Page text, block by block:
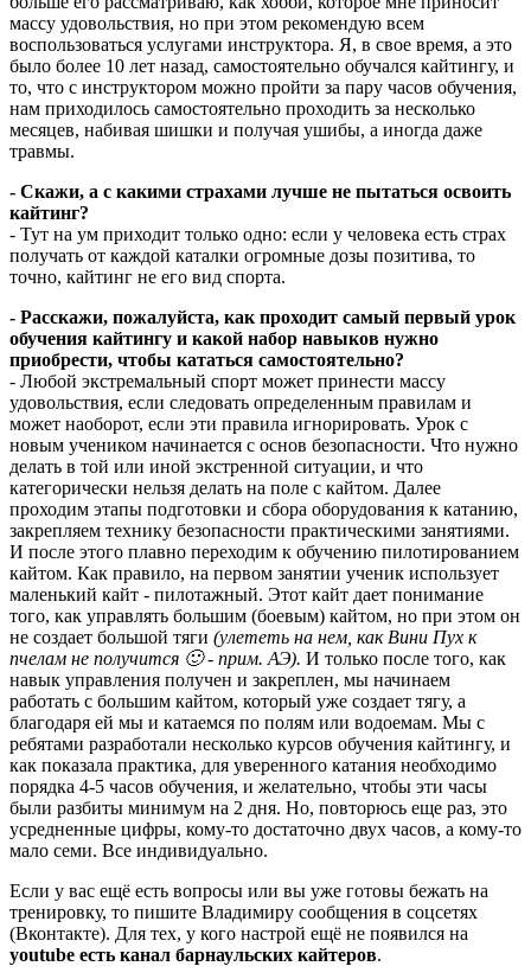
массу удовольствия, но при этом рекомендую всем
воспользоваться услугами инструктора. Я, в свое время, а это
было более 10 лет назад, самостоятельно обучался кайтингу, и
то, что с инструктором можно пройти за пару часов обучения,
нам приходилось самостоятельно проходить за несколько
месяцев, набивая шишки и получая ушибы, а иногда даже
травмы.
- Скажи, а с какими страхами лучше не пытаться освоить
кайтинг?
- Тут на ум приходит только одно: если у человека есть страх
получать от каждой каталки огромные дозы позитива, то
точно, кайтинг не его вид спорта.
- Расскажи, пожалуйста, как проходит самый первый урок
обучения кайтингу и какой набор навыков нужно
приобрести, чтобы кататься самостоятельно?
- Любой экстремальный спорт может принести массу
удовольствия, если следовать определенным правилам и
может наоборот, если эти правила игнорировать. Урок с
новым учеником начинается с основ безопасности. Что нужно
делать в той или иной экстренной ситуации, и что
категорически нельзя делать на поле с кайтом. Далее
проходим этапы подготовки и сбора оборудования к катанию,
закрепляем технику безопасности практическими занятиями.
И после этого плавно переходим к обучению пилотированием
кайтом. Как правило, на первом занятии ученик использует
маленький кайт - пилотажный. Этот кайт дает понимание
того, как управлять большим (боевым) кайтом, но при этом он
не создает большой тяги (улететь на нем, как Вини Пух к
пчелам не получится 🙂 - прим. АЭ). И только после того, как
навык управления получен и закреплен, мы начинаем
работать с большим кайтом, который уже создает тягу, а
благодаря ей мы и катаемся по полям или водоемам. Мы с
ребятами разработали несколько курсов обучения кайтингу, и
как показала практика, для уверенного катания необходимо
порядка 4-5 часов обучения, и желательно, чтобы эти часы
были разбиты минимум на 2 дня. Но, повторюсь еще раз, это
усредненные цифры, кому-то достаточно двух часов, а кому-то
мало семи. Все индивидуально.
Если у вас ещё есть вопросы или вы уже готовы бежать на
тренировку, то пишите Владимиру сообщения в соцсетях
(Вконтакте). Для тех, у кого настрой ещё не появился на
youtube есть канал барнаульских кайтеров.